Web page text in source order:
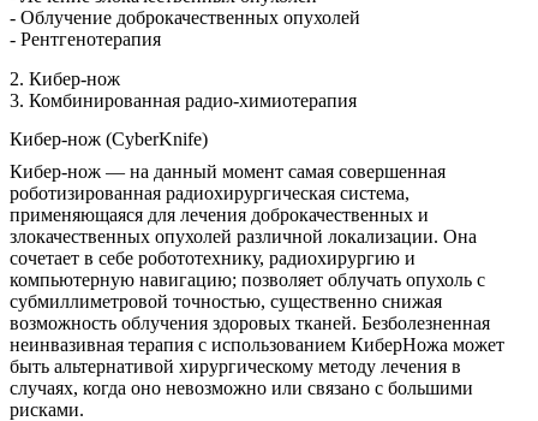
- Облучение доброкачественных опухолей
- Рентгенотерапия
2. Кибер-нож
3. Комбинированная радио-химиотерапия
Кибер-нож (CyberKnife)
Кибер-нож — на данный момент самая совершенная
роботизированная радиохирургическая система,
применяющаяся для лечения доброкачественных и
злокачественных опухолей различной локализации. Она
сочетает в себе робототехнику, радиохирургию и
компьютерную навигацию; позволяет облучать опухоль с
субмиллиметровой точностью, существенно снижая
возможность облучения здоровых тканей. Безболезненная
неинвазивная терапия с использованием КиберНожа может
быть альтернативой хирургическому методу лечения в
случаях, когда оно невозможно или связано с большими
рисками.